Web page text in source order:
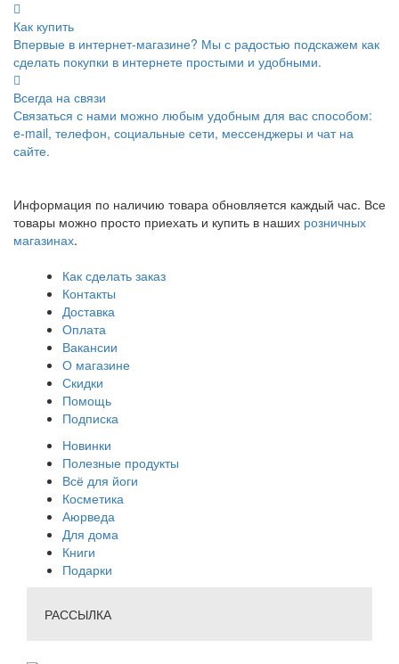
Как купить
Впервые в интернет-магазине? Мы с радостью подскажем как
сделать покупки в интернете простыми и удобными.
Всегда на связи
Связаться с нами можно любым удобным для вас способом:
e-mail, телефон, социальные сети, мессенджеры и чат на
сайте.
Информация по наличию товара обновляется каждый час. Все
товары можно просто приехать и купить в наших розничных
магазинах.
Как сделать заказ
Контакты
Доставка
Оплата
Вакансии
О магазине
Скидки
Помощь
Подписка
Новинки
Полезные продукты
Всё для йоги
Косметика
Аюрведа
Для дома
Книги
Подарки
РАССЫЛКА